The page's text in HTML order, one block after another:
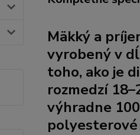
Mäkký a
vyrobený v
toho, ako je
rozmedzí
výhradne
polyesterové